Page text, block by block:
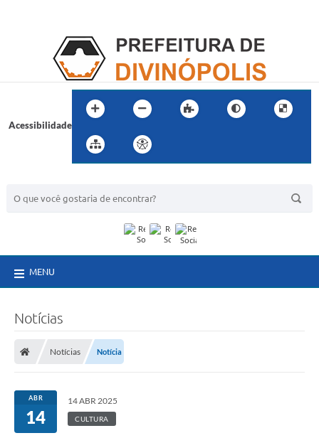
Acessibilidade
MENU
Notícias
Notícias Notícia
ABR
14
14 ABR 2025
CULTURA